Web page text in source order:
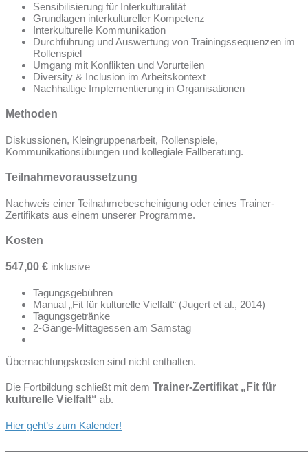
Sensibilisierung für Interkulturalität
Grundlagen interkultureller Kompetenz
Interkulturelle Kommunikation
Durchführung und Auswertung von Trainingssequenzen im
Rollenspiel
Umgang mit Konflikten und Vorurteilen
Diversity & Inclusion im Arbeitskontext
Nachhaltige Implementierung in Organisationen
Methoden
Diskussionen, Kleingruppenarbeit, Rollenspiele,
Kommunikationsübungen und kollegiale Fallberatung.
Teilnahmevoraussetzung
Nachweis einer Teilnahmebescheinigung oder eines Trainer-
Zertifikats aus einem unserer Programme.
Kosten
547,00 € inklusive
Tagungsgebühren
Manual „Fit für kulturelle Vielfalt“ (Jugert et al., 2014)
Tagungsgetränke
2-Gänge-Mittagessen am Samstag
Übernachtungskosten sind nicht enthalten.
Die Fortbildung schließt mit dem Trainer-Zertifikat „Fit für
kulturelle Vielfalt“ ab.
Hier geht’s zum Kalender!